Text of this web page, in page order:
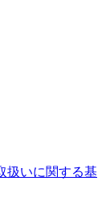
扱いに関する基